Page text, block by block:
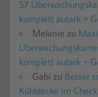
S7
komplett autark +
Melanie zu
komplett autark +
Gabi zu Besser
Kühldecke im Check